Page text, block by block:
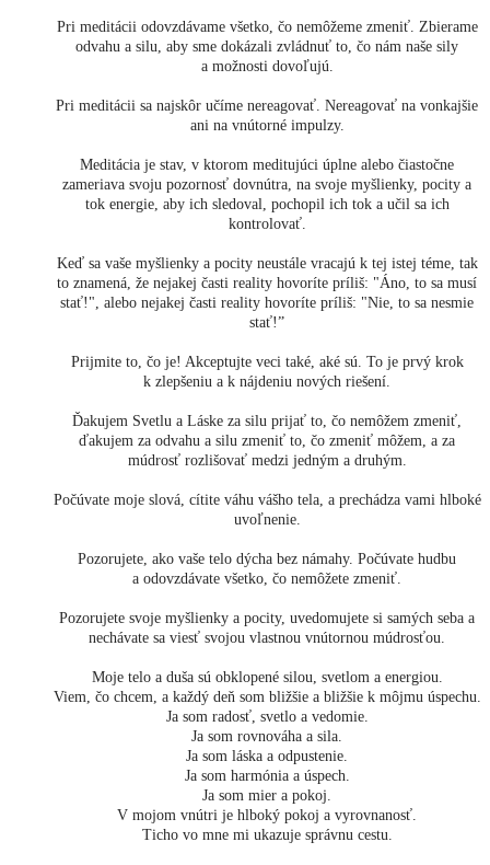
Pri meditácii odovzdávame všetko, čo nemôžeme zmeniť. Zbierame
odvahu a silu, aby sme dokázali zvládnuť to, čo nám naše sily
a možnosti dovoľujú.
Pri meditácii sa najskôr učíme nereagovať. Nereagovať na vonkajšie
ani na vnútorné impulzy.
Meditácia je stav, v ktorom meditujúci úplne alebo čiastočne
zameriava svoju pozornosť dovnútra, na svoje myšlienky, pocity a
tok energie, aby ich sledoval, pochopil ich tok a učil sa ich
kontrolovať.
Keď sa vaše myšlienky a pocity neustále vracajú k tej istej téme, tak
to znamená, že nejakej časti reality hovoríte príliš: "Áno, to sa musí
stať!", alebo nejakej časti reality hovoríte príliš: "Nie, to sa nesmie
stať!”
Prijmite to, čo je! Akceptujte veci také, aké sú. To je prvý krok
k zlepšeniu a k nájdeniu nových riešení.
Ďakujem Svetlu a Láske za silu prijať to, čo nemôžem zmeniť,
ďakujem za odvahu a silu zmeniť to, čo zmeniť môžem, a za
múdrosť rozlišovať medzi jedným a druhým.
Počúvate moje slová, cítite váhu vášho tela, a prechádza vami hlboké
uvoľnenie.
Pozorujete, ako vaše telo dýcha bez námahy. Počúvate hudbu
a odovzdávate všetko, čo nemôžete zmeniť.
Pozorujete svoje myšlienky a pocity, uvedomujete si samých seba a
nechávate sa viesť svojou vlastnou vnútornou múdrosťou.
Moje telo a duša sú obklopené silou, svetlom a energiou.
Viem, čo chcem, a každý deň som bližšie a bližšie k môjmu úspechu.
Ja som radosť, svetlo a vedomie.
Ja som rovnováha a sila.
Ja som láska a odpustenie.
Ja som harmónia a úspech.
Ja som mier a pokoj.
V mojom vnútri je hlboký pokoj a vyrovnanosť.
Ticho vo mne mi ukazuje správnu cestu.